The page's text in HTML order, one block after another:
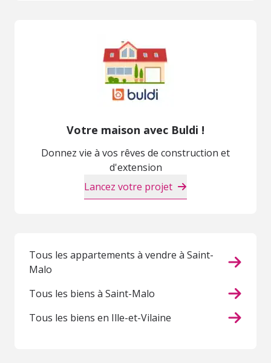
Votre maison avec Buldi !
Donnez vie à vos rêves de construction et
d'extension
Lancez votre projet
Tous les appartements à vendre à Saint-
Malo
Tous les biens à Saint-Malo
Tous les biens en Ille-et-Vilaine